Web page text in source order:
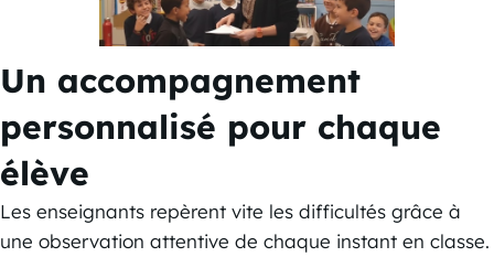
Un accompagnement
personnalisé pour chaque
élève
Les enseignants repèrent vite les difficultés grâce à
une observation attentive de chaque instant en classe.